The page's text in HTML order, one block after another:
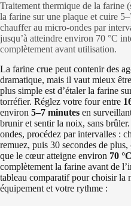
Traitement thermique de la farine
la farine sur une plaque et cuire
chauffer au micro-ondes par
jusqu’à atteindre environ 70 °C
complètement avant utilisation.
La farine crue peut contenir des
dramatique, mais il vaut mieux
plus simple est d’étaler la farine
torréfier. Réglez votre four entre
environ 5–7 minutes en
brunir et sentir la noix, sans
ondes, procédez par intervalles :
remuez, puis 30 secondes de
que le cœur atteigne environ 70 °C
complètement la farine avant de
tableau comparatif pour choisir la
équipement et votre rythme :